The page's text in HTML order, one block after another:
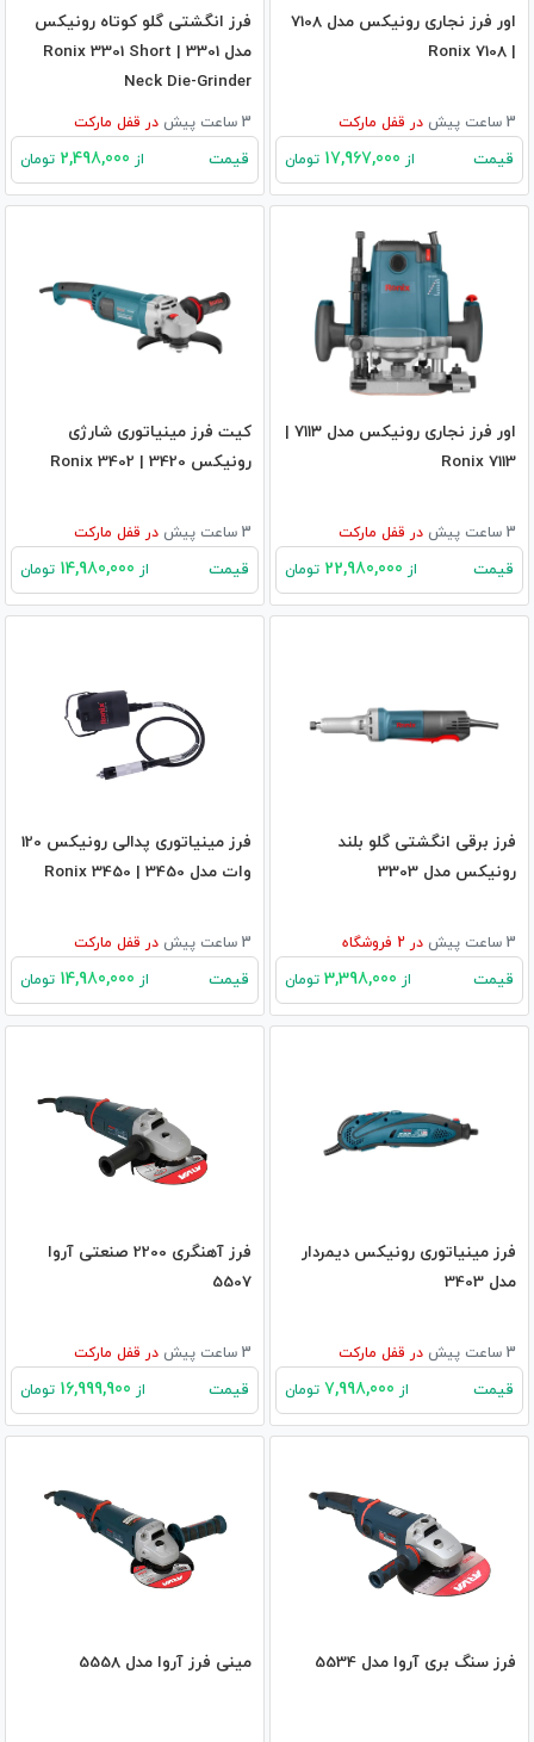
اور فرز نجاری رونیکس مدل 7108
| Ronix 7108
3 ساعت پیش در قفل مارکت
قیمت از تومان
فرز انگشتی گلو کوتاه رونیکس
مدل 3301 | Ronix 3301 Short
Neck Die-Grinder
3 ساعت پیش در قفل مارکت
قیمت از تومان
اور فرز نجاری رونیکس مدل ۷۱۱۳ |
Ronix 7113
3 ساعت پیش در قفل مارکت
قیمت از تومان
کیت فرز مینیاتوری شارژی
رونیکس 3420 | Ronix 3402
3 ساعت پیش در قفل مارکت
قیمت از تومان
فرز برقی انگشتی گلو بلند
رونیکس مدل 3303
3 ساعت پیش در فروشگاه
قیمت از تومان
فرز مینیاتوری پدالی رونیکس 120
وات مدل 3450 | Ronix 3450
3 ساعت پیش در قفل مارکت
قیمت از تومان
فرز مینیاتوری رونیکس دیمردار
مدل 3403
3 ساعت پیش در قفل مارکت
قیمت از تومان
فرز آهنگری 2200 صنعتی آروا
5507
3 ساعت پیش در قفل مارکت
قیمت از تومان
فرز سنگ بری آروا مدل 5534 مینی فرز آروا مدل 5558